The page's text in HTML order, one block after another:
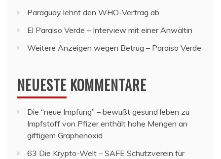
Paraguay lehnt den WHO-Vertrag ab
El Paraiso Verde – Interview mit einer Anwältin
Weitere Anzeigen wegen Betrug – Paraíso Verde
NEUESTE KOMMENTARE
Die “neue Impfung” – bewußt gesund leben zu
Impfstoff von Pfizer enthält hohe Mengen an
giftigem Graphenoxid
63 Die Krypto-Welt – SAFE Schutzverein für